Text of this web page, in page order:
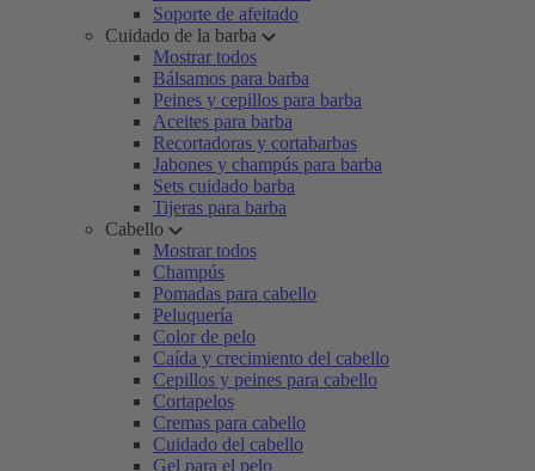
Soporte de afeitado
Cuidado de la barba
Mostrar todos
Bálsamos para barba
Peines y cepillos para barba
Aceites para barba
Recortadoras y cortabarbas
Jabones y champús para barba
Sets cuidado barba
Tijeras para barba
Cabello
Mostrar todos
Champús
Pomadas para cabello
Peluquería
Color de pelo
Caída y crecimiento del cabello
Cepillos y peines para cabello
Cortapelos
Cremas para cabello
Cuidado del cabello
Gel para el pelo